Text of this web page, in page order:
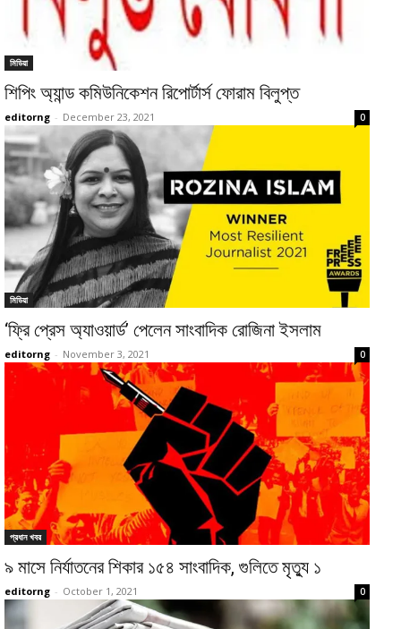
মিডিয়া
শিপিং অ্যান্ড কমিউনিকেশন রিপোর্টার্স ফোরাম বিলুপ্ত
editorng - December 23, 2021 0
মিডিয়া
‘ফ্রি প্রেস অ্যাওয়ার্ড’ পেলেন সাংবাদিক রোজিনা ইসলাম
editorng - November 3, 2021 0
প্রধান খবর
৯ মাসে নির্যাতনের শিকার ১৫৪ সাংবাদিক, গুলিতে মৃত্যু ১
editorng - October 1, 2021 0